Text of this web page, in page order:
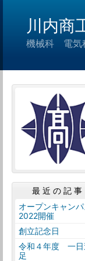
川内
機械科 電気
最近の記事
オープンキャンパ
2022開催
創立記念日
令和４年度 一日
足